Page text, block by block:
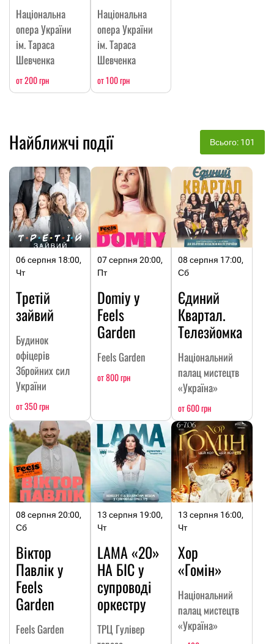
Національна
опера України
ім. Тараса
Шевченка
от 200 грн
Національна
опера України
ім. Тараса
Шевченка
от 100 грн
Найближчі події Всього: 101
06 серпня 18:00,
Чт
Третій
зайвий
Будинок
офіцерів
Збройних сил
України
от 350 грн
07 серпня 20:00,
Пт
Domiy у
Feels
Garden
Feels Garden
от 800 грн
08 серпня 17:00,
Сб
Єдиний
Квартал.
Телезйомка
Національний
палац мистецтв
«Україна»
от 600 грн
08 серпня 20:00,
Сб
Віктор
Павлік у
Feels
Garden
Feels Garden
13 серпня 19:00,
Чт
LAMA «20»
НА БІС у
супроводі
оркестру
ТРЦ Гулівер
13 серпня 16:00,
Чт
Хор
«Гомін»
Національний
палац мистецтв
«Україна»